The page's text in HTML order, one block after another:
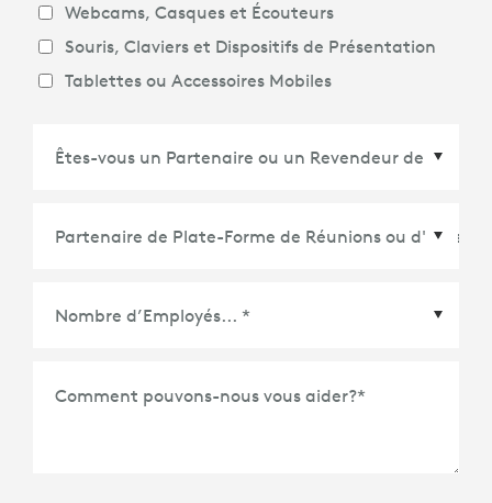
Webcams, Casques et Écouteurs
Souris, Claviers et Dispositifs de Présentation
Tablettes ou Accessoires Mobiles
Partenaire de Plate-Forme de Réunions ou
d'Écosystème
Comment pouvons-nous vous aider?*